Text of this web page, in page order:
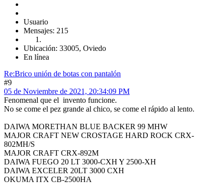
Usuario
Mensajes: 215
Ubicación: 33005, Oviedo
En línea
Re:Brico unión de botas con pantalón
#9
05 de Noviembre de 2021, 20:34:09 PM
Fenomenal que el invento funcione.
No se come el pez grande al chico, se come el rápido al lento.
DAIWA MORETHAN BLUE BACKER 99 MHW
MAJOR CRAFT NEW CROSTAGE HARD ROCK CRX-
802MH/S
MAJOR CRAFT CRX-892M
DAIWA FUEGO 20 LT 3000-CXH Y 2500-XH
DAIWA EXCELER 20LT 3000 CXH
OKUMA ITX CB-2500HA